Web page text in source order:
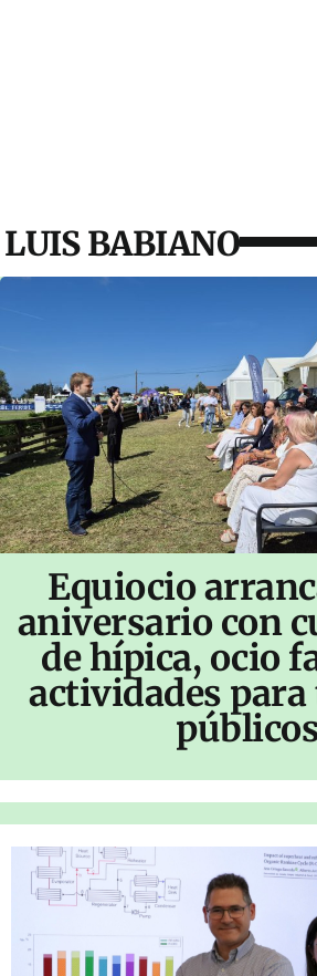
LUIS BABIANO
Equiocio
aniversario con
de hípica, ocio
actividades para